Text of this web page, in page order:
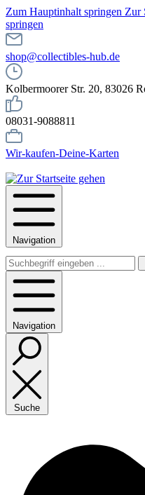
Zum Hauptinhalt springen Zur
springen
shop@collectibles-hub.de
Kolbermoorer Str. 20, 83026
08031-9088811
Wir-kaufen-Deine-Karten
Navigation
Navigation
Suche